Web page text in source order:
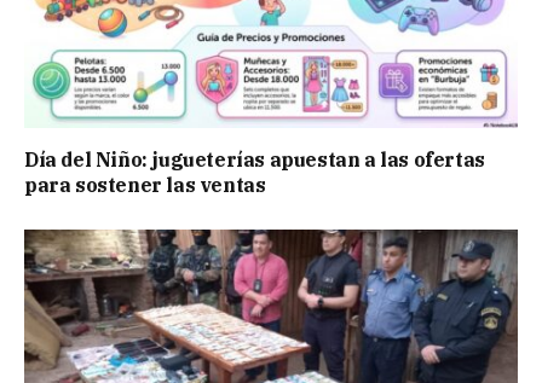
Día del Niño: jugueterías apuestan a las ofertas
para sostener las ventas